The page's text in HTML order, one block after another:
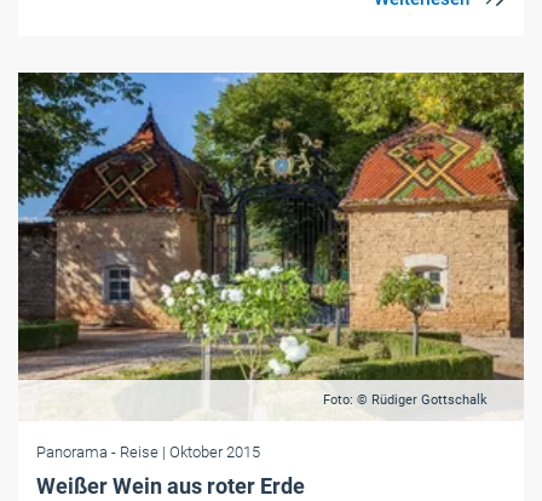
Foto: © Rüdiger Gottschalk
Panorama - Reise | Oktober 2015
Weißer Wein aus roter Erde